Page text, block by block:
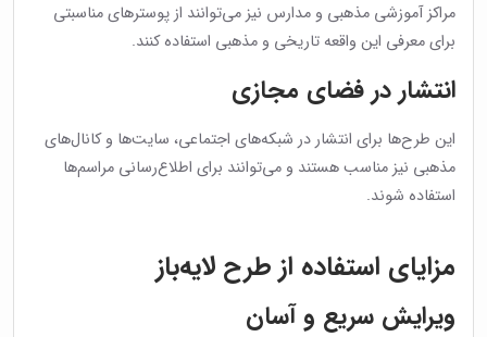
مراکز آموزشی مذهبی و مدارس نیز می‌توانند از پوسترهای مناسبتی
برای معرفی این واقعه تاریخی و مذهبی استفاده کنند.
انتشار در فضای مجازی
این طرح‌ها برای انتشار در شبکه‌های اجتماعی، سایت‌ها و کانال‌های
مذهبی نیز مناسب هستند و می‌توانند برای اطلاع‌رسانی مراسم‌ها
استفاده شوند.
مزایای استفاده از طرح لایه‌باز
ویرایش سریع و آسان